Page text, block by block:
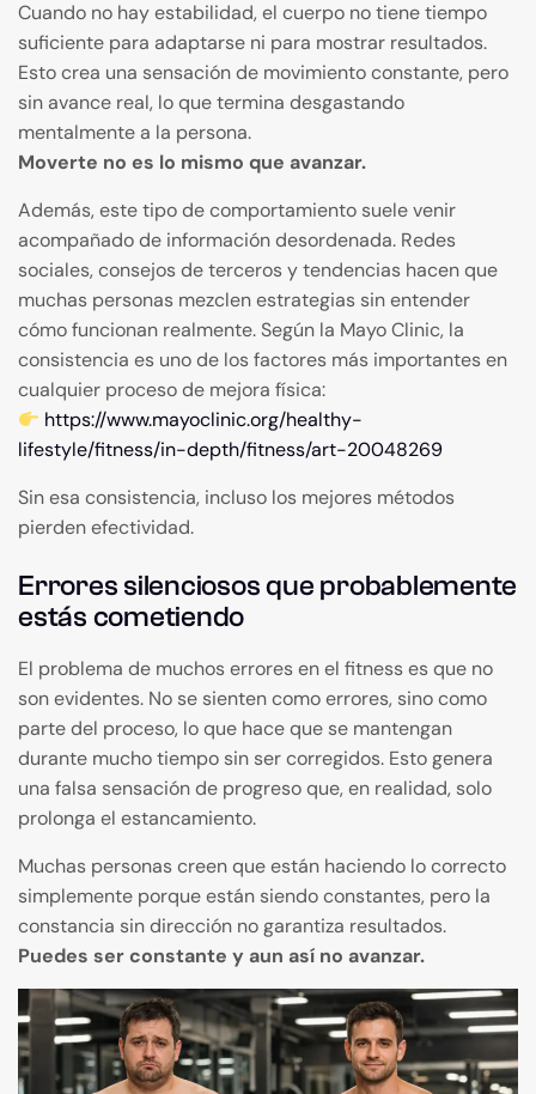
Cuando no hay estabilidad, el cuerpo no tiene tiempo
suficiente para adaptarse ni para mostrar resultados.
Esto crea una sensación de movimiento constante, pero
sin avance real, lo que termina desgastando
mentalmente a la persona.
Moverte no es lo mismo que avanzar.
Además, este tipo de comportamiento suele venir
acompañado de información desordenada. Redes
sociales, consejos de terceros y tendencias hacen que
muchas personas mezclen estrategias sin entender
cómo funcionan realmente. Según la Mayo Clinic, la
consistencia es uno de los factores más importantes en
cualquier proceso de mejora física:
https://www.mayoclinic.org/healthy-
lifestyle/fitness/in-depth/fitness/art-20048269
Sin esa consistencia, incluso los mejores métodos
pierden efectividad.
Errores silenciosos que probablemente
estás cometiendo
El problema de muchos errores en el fitness es que no
son evidentes. No se sienten como errores, sino como
parte del proceso, lo que hace que se mantengan
durante mucho tiempo sin ser corregidos. Esto genera
una falsa sensación de progreso que, en realidad, solo
prolonga el estancamiento.
Muchas personas creen que están haciendo lo correcto
simplemente porque están siendo constantes, pero la
constancia sin dirección no garantiza resultados.
Puedes ser constante y aun así no avanzar.